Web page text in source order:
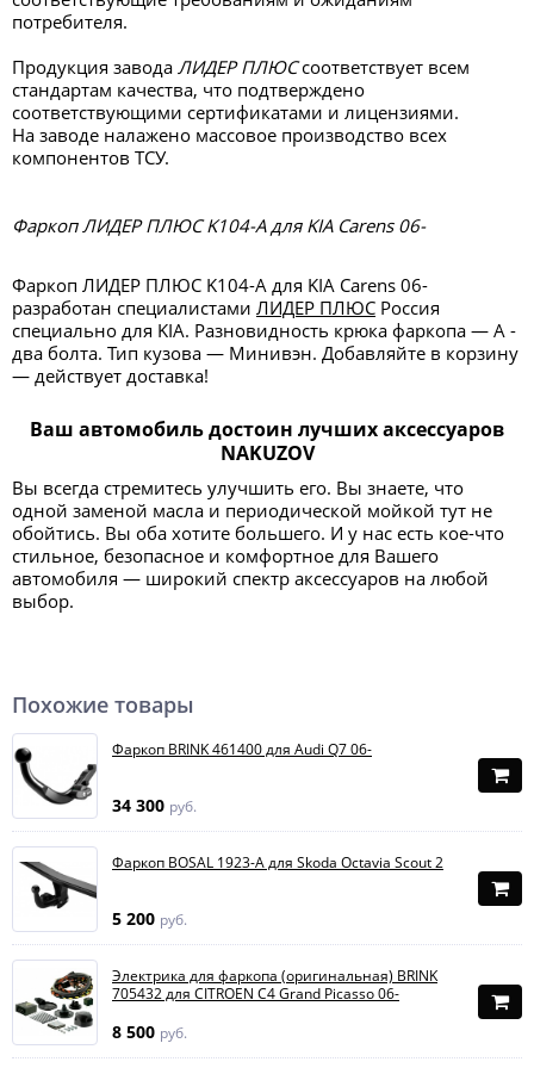
потребителя.
Продукция завода ЛИДЕР ПЛЮСсоответствует всем
стандартам качества, что подтверждено
соответствующими сертификатами и лицензиями.
На заводе налажено массовое производство всех
компонентов ТСУ.
Фаркоп ЛИДЕР ПЛЮС K104-A для KIA Carens 06-
Фаркоп ЛИДЕР ПЛЮС K104-A для KIA Carens 06-
разработан специалистами ЛИДЕР ПЛЮС Россия
специально для KIA. Разновидность крюка фаркопа — А -
два болта. Тип кузова — Минивэн. Добавляйте в корзину
— действует доставка!
Ваш автомобиль достоин лучших аксессуаров
NAKUZOV
Вы всегда стремитесь улучшить его. Вы знаете, что
одной заменой масла и периодической мойкой тут не
обойтись. Вы оба хотите большего. И у нас есть кое-что
стильное, безопасное и комфортное для Вашего
автомобиля — широкий спектр аксессуаров на любой
выбор.
Похожие товары
Фаркоп BRINK 461400 для Audi Q7 06-
34 300 руб.
Фаркоп BOSAL 1923-A для Skoda Octavia Scout 2
5 200 руб.
Электрика для фаркопа (оригинальная) BRINK
705432 для CITROEN C4 Grand Picasso 06-
8 500 руб.